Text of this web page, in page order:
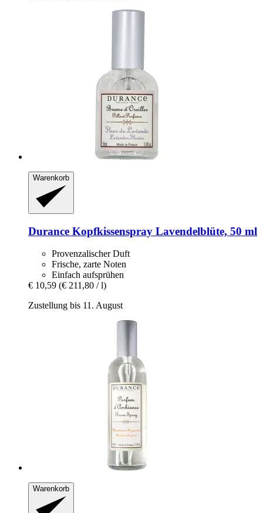
Warenkorb
Durance Kopfkissenspray Lavendelblüte, 50 ml
Provenzalischer Duft
Frische, zarte Noten
Einfach aufsprühen
€ 10,59 (€ 211,80 / l)
Zustellung bis 11. August
Warenkorb